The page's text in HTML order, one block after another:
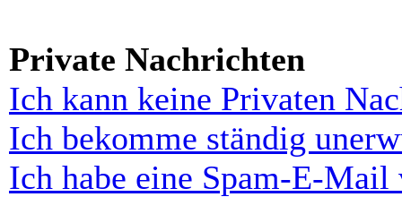
Private Nachrichten
Ich kann keine Privaten
Ich bekomme ständig
Ich habe eine Spam-E-